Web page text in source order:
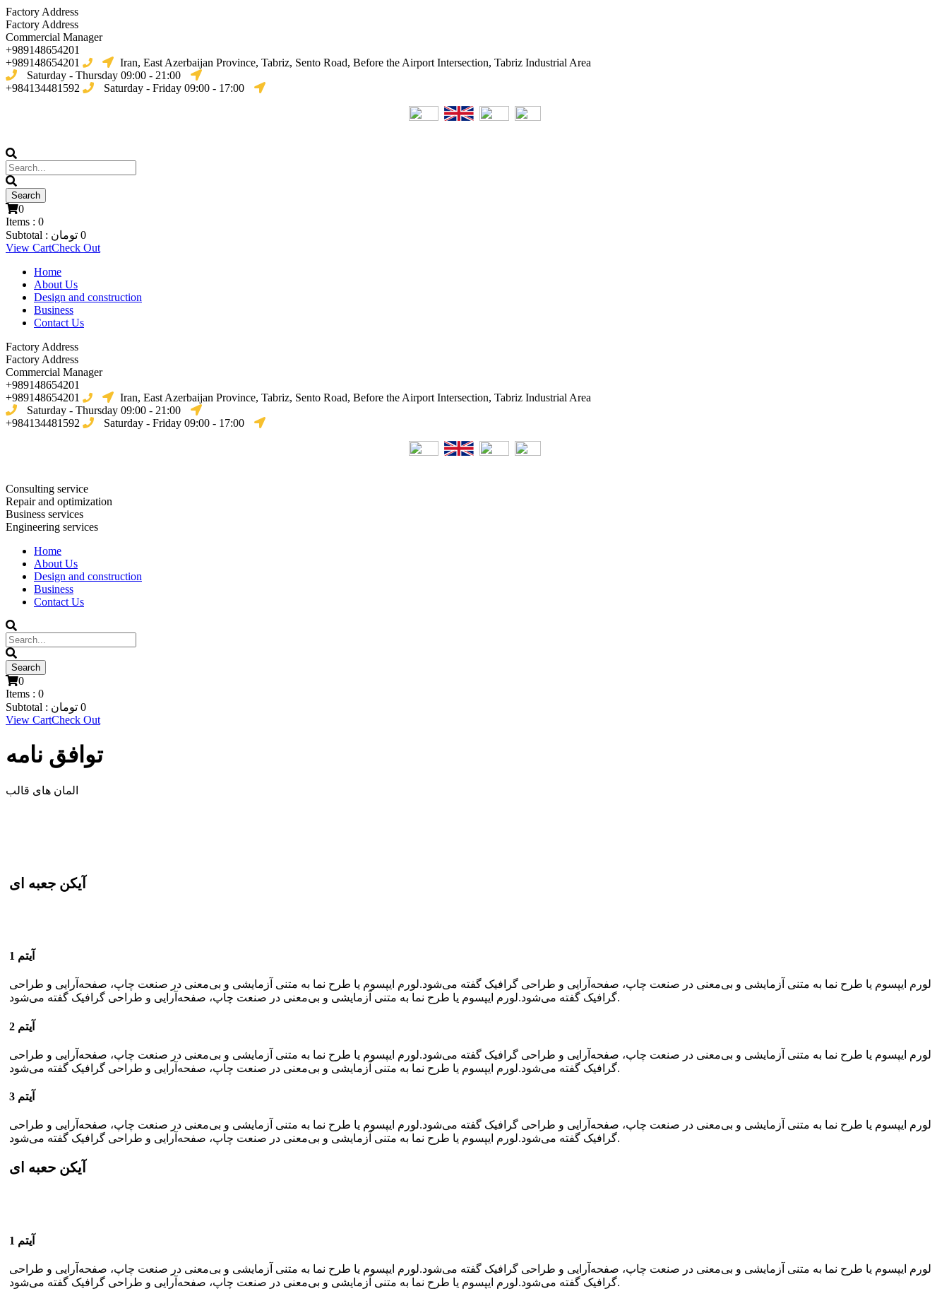
Factory Address
Factory Address
Commercial Manager
+989148654201
+989148654201
Iran, East Azerbaijan Province, Tabriz, Sento Road, Before the Airport Intersection, Tabriz Industrial Area
Saturday - Thursday 09:00 - 21:00
+984134481592
Saturday - Friday 09:00 - 17:00
0
Items : 0
Subtotal :
0 تومان
View CartCheck Out
Home
About Us
Design and construction
Business
Contact Us
Factory Address
Factory Address
Commercial Manager
+989148654201
+989148654201
Iran, East Azerbaijan Province, Tabriz, Sento Road, Before the Airport Intersection, Tabriz Industrial Area
Saturday - Thursday 09:00 - 21:00
+984134481592
Saturday - Friday 09:00 - 17:00
Consulting service
Repair and optimization
Business services
Engineering services
Home
About Us
Design and construction
Business
Contact Us
0
Items : 0
Subtotal :
0 تومان
View CartCheck Out
توافق نامه
المان های قالب
آیکن جعبه ای
آیتم 1
لورم ایپسوم یا طرح‌ نما به متنی آزمایشی و بی‌معنی در صنعت چاپ، صفحه‌آرایی و طراحی گرافیک گفته می‌شود.لورم ایپسوم یا طرح‌ نما به متنی آزمایشی و بی‌معنی در صنعت چاپ، صفحه‌آرایی و طراحی
گرافیک گفته می‌شود.لورم ایپسوم یا طرح‌ نما به متنی آزمایشی و بی‌معنی در صنعت چاپ، صفحه‌آرایی و طراحی گرافیک گفته می‌شود.
آیتم 2
لورم ایپسوم یا طرح‌ نما به متنی آزمایشی و بی‌معنی در صنعت چاپ، صفحه‌آرایی و طراحی گرافیک گفته می‌شود.لورم ایپسوم یا طرح‌ نما به متنی آزمایشی و بی‌معنی در صنعت چاپ، صفحه‌آرایی و طراحی
گرافیک گفته می‌شود.لورم ایپسوم یا طرح‌ نما به متنی آزمایشی و بی‌معنی در صنعت چاپ، صفحه‌آرایی و طراحی گرافیک گفته می‌شود.
آیتم 3
لورم ایپسوم یا طرح‌ نما به متنی آزمایشی و بی‌معنی در صنعت چاپ، صفحه‌آرایی و طراحی گرافیک گفته می‌شود.لورم ایپسوم یا طرح‌ نما به متنی آزمایشی و بی‌معنی در صنعت چاپ، صفحه‌آرایی و طراحی
گرافیک گفته می‌شود.لورم ایپسوم یا طرح‌ نما به متنی آزمایشی و بی‌معنی در صنعت چاپ، صفحه‌آرایی و طراحی گرافیک گفته می‌شود.
آیکن حعبه ای
آیتم 1
لورم ایپسوم یا طرح‌ نما به متنی آزمایشی و بی‌معنی در صنعت چاپ، صفحه‌آرایی و طراحی گرافیک گفته می‌شود.لورم ایپسوم یا طرح‌ نما به متنی آزمایشی و بی‌معنی در صنعت چاپ، صفحه‌آرایی و طراحی
گرافیک گفته می‌شود.لورم ایپسوم یا طرح‌ نما به متنی آزمایشی و بی‌معنی در صنعت چاپ، صفحه‌آرایی و طراحی گرافیک گفته می‌شود.